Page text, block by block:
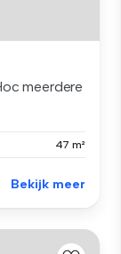
meerdere
47 m²
Bekijk meer